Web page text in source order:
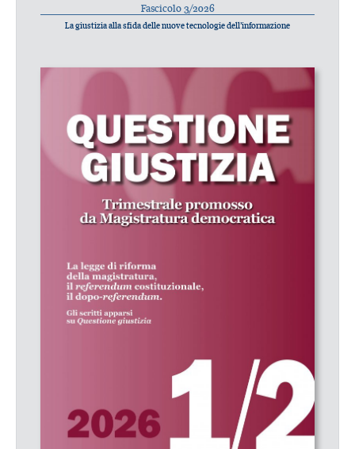
Fascicolo 3/2026
La giustizia alla sfida delle nuove tecnologie dell’informazione